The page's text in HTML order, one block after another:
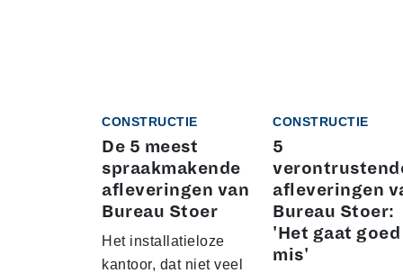
CONSTRUCTIE
De 5 meest
spraakmakende
afleveringen van
Bureau Stoer
Het installatieloze
kantoor, dat niet veel
CONSTRUCTIE
5
afleveringen
Bureau Stoer:
'Het gaat goed
mis'